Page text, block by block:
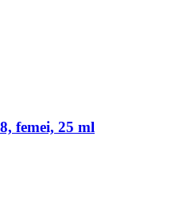
femei, 25 ml